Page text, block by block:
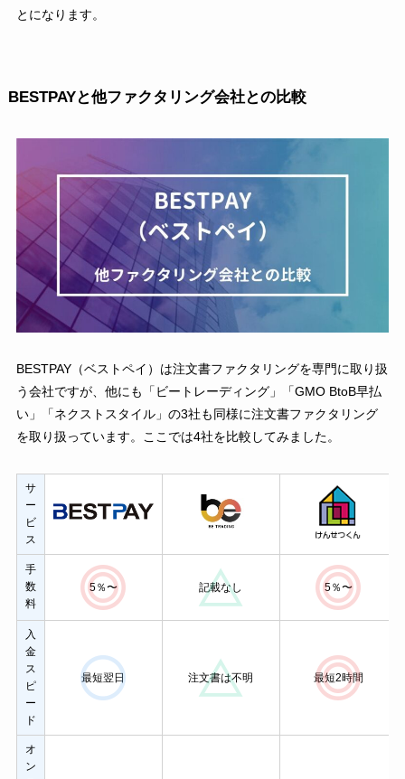
とになります。
BESTPAYと他ファクタリング会社との比較
BESTPAY（ベストペイ）は注文書ファクタリングを専門に取り扱
う会社ですが、他にも「ビートレーディング」「GMO BtoB早払
い」「ネクストスタイル」の3社も同様に注文書ファクタリング
を取り扱っています。ここでは4社を比較してみました。
サ
ー
ビ
ス
手
数
料
5％〜 記載なし 5％〜
入
金
ス
ピ
ー
ド
最短翌日 注文書は不明 最短2時間
オ
ン